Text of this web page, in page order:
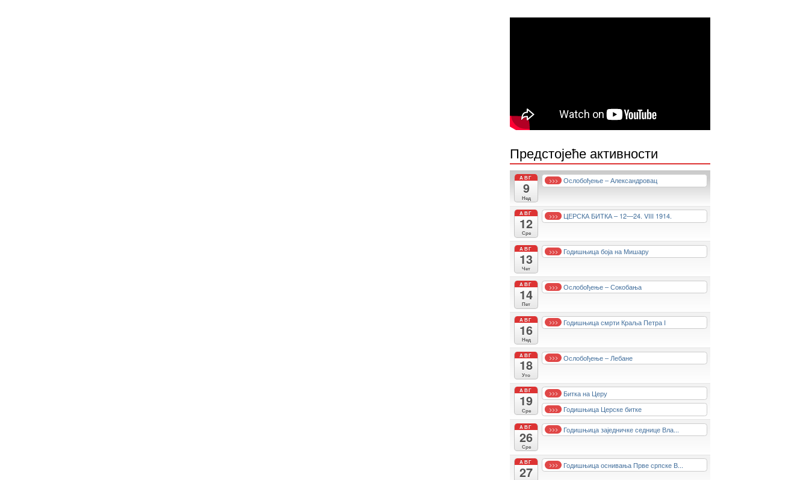
Предстојеће активности
АВГ
9
Нед
>>> Ослобођење – Александровац
АВГ
12
Сре
>>> ЦЕРСКА БИТКА – 12—24. VIII 1914.
АВГ
13
Чет
>>> Годишњица боја на Мишару
АВГ
14
Пет
>>> Ослобођење – Сокобања
АВГ
16
Нед
>>> Годишњица смрти Краља Петра I
АВГ
18
Уто
>>> Ослобођење – Лебане
АВГ
19
Сре
>>> Битка на Церу
>>> Годишњица Церске битке
АВГ
26
Сре
>>> Годишњица заједничке седнице Вла...
АВГ
27 >>> Годишњица оснивања Прве српске В...